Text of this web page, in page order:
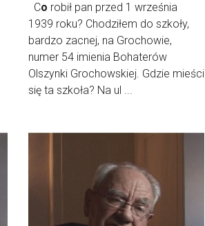
Co robił pan przed 1 września
1939 roku? Chodziłem do szkoły,
bardzo zacnej, na Grochowie,
numer 54 imienia Bohaterów
Olszynki Grochowskiej. Gdzie mieści
się ta szkoła? Na ul ...